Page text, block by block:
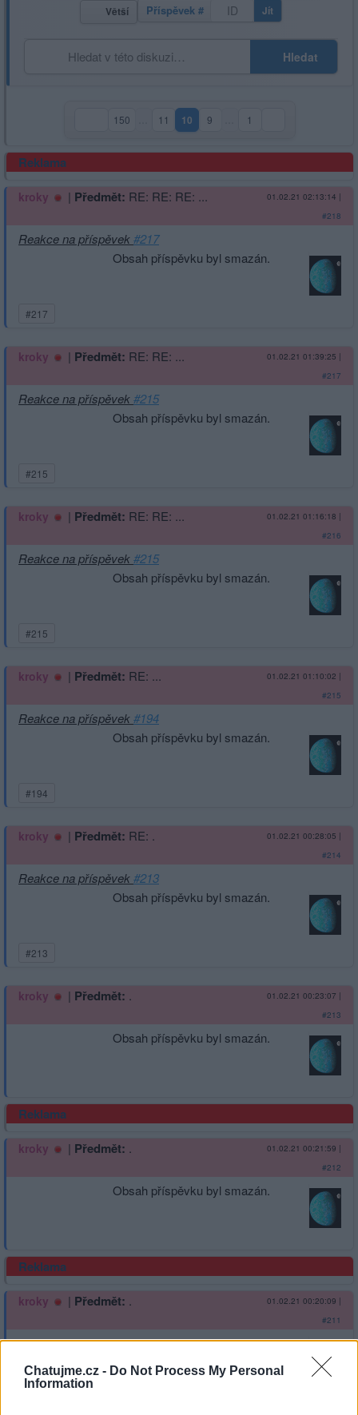
Chatujme.cz - Do Not Process My Personal
Information
Větší
Příspěvek # Jít
Hledat
150 11 10(aktuální strana)
9 1
Reklama
kroky | Předmět: RE: RE: RE: ... 01.02.21 02:13:14 |
#218
Reakce na příspěvek#217
Obsah příspěvku byl smazán.
#217
kroky | Předmět: RE: RE: ... 01.02.21 01:39:25 |
#217
Reakce na příspěvek#215
Obsah příspěvku byl smazán.
#215
kroky | Předmět: RE: RE: ... 01.02.21 01:16:18 |
#216
Reakce na příspěvek#215
Obsah příspěvku byl smazán.
#215
kroky | Předmět: RE: ... 01.02.21 01:10:02 |
#215
Reakce na příspěvek#194
Obsah příspěvku byl smazán.
#194
kroky | Předmět: RE: . 01.02.21 00:28:05 |
#214
Reakce na příspěvek#213
Obsah příspěvku byl smazán.
#213
kroky | Předmět: . 01.02.21 00:23:07 |
#213
Obsah příspěvku byl smazán.
Reklama
kroky | Předmět: . 01.02.21 00:21:59 |
#212
Obsah příspěvku byl smazán.
Reklama
kroky | Předmět: . 01.02.21 00:20:09 |
#211
Obsah příspěvku byl smazán.